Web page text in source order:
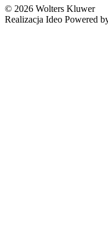
© 2026 Wolters Kluwer
Realizacja Ideo Powered